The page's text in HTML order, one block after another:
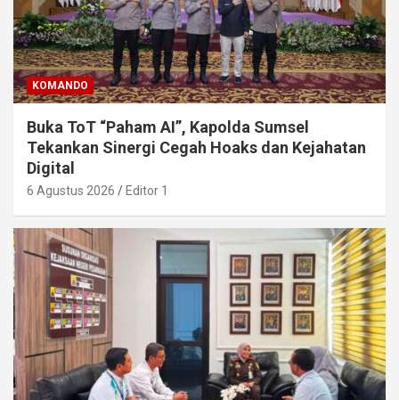
KOMANDO
Buka ToT “Paham AI”, Kapolda Sumsel
Tekankan Sinergi Cegah Hoaks dan Kejahatan
Digital
6 Agustus 2026 Editor 1